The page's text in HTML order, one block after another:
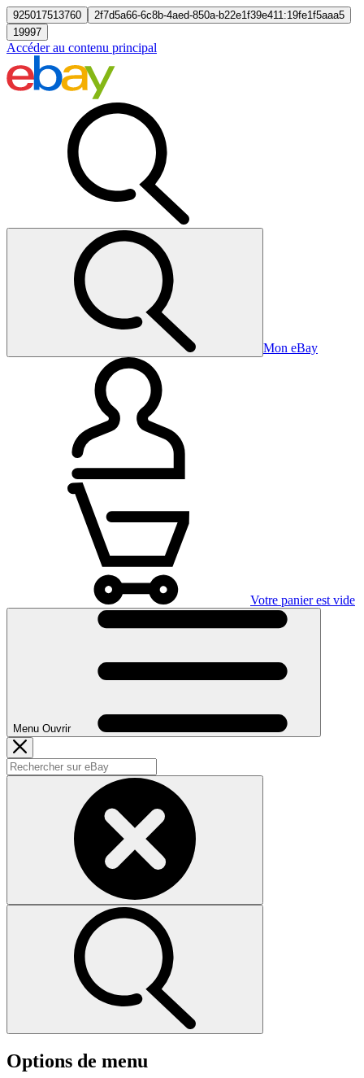
925017513760
2f7d5a66-6c8b-4aed-850a-b22e1f39e411:19fe1f5aaa5
19997
Accéder au contenu principal
Mon eBay
Votre panier est vide
Menu Ouvrir
Options de menu